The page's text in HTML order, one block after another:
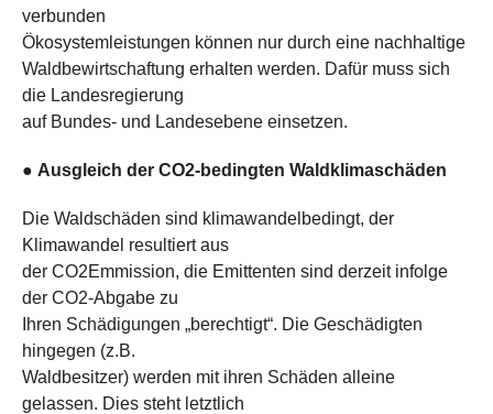
verbunden
Ökosystemleistungen können nur durch eine nachhaltige
Waldbewirtschaftung erhalten werden. Dafür muss sich
die Landesregierung
auf Bundes- und Landesebene einsetzen.
● Ausgleich der CO2-bedingten Waldklimaschäden
Die Waldschäden sind klimawandelbedingt, der
Klimawandel resultiert aus
der CO2Emmission, die Emittenten sind derzeit infolge
der CO2-Abgabe zu
Ihren Schädigungen „berechtigt“. Die Geschädigten
hingegen (z.B.
Waldbesitzer) werden mit ihren Schäden alleine
gelassen. Dies steht letztlich